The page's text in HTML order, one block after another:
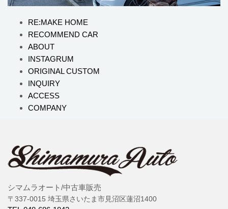
RE:MAKE HOME
RECOMMEND CAR
ABOUT
INSTAGRUM
ORIGINAL CUSTOM
INQUIRY
ACCESS
COMPANY
シマムラオート/中古車販売
〒337-0015 埼玉県さいたま市見沼区蓮沼1400